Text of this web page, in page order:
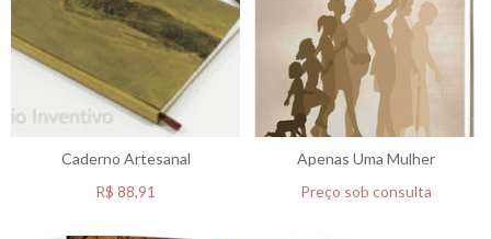
Caderno Artesanal
R$ 88,91
Apenas Uma Mulher
Preço sob consulta